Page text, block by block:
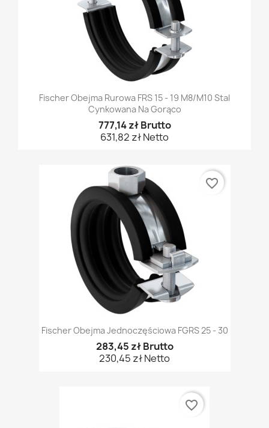
Fischer Obejma Rurowa FRS 15 - 19 M8/M10 Stal
Cynkowana Na Gorąco
777,14 zł Brutto
631,82 zł Netto
Fischer Obejma Jednoczęściowa FGRS 25 - 30
283,45 zł Brutto
230,45 zł Netto
favorite_border
favorite_border